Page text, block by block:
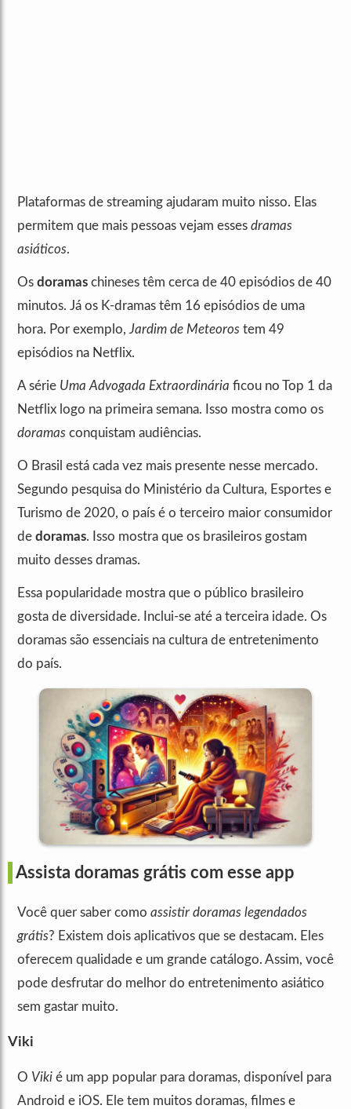
Plataformas de streaming ajudaram muito nisso. Elas
permitem que mais pessoas vejam esses dramas
asiáticos.
Os doramas chineses têm cerca de 40 episódios de 40
minutos. Já os K-dramas têm 16 episódios de uma
hora. Por exemplo, Jardim de Meteoros tem 49
episódios na Netflix.
A série Uma Advogada Extraordinária ficou no Top 1 da
Netflix logo na primeira semana. Isso mostra como os
doramas conquistam audiências.
O Brasil está cada vez mais presente nesse mercado.
Segundo pesquisa do Ministério da Cultura, Esportes e
Turismo de 2020, o país é o terceiro maior consumidor
de doramas. Isso mostra que os brasileiros gostam
muito desses dramas.
Essa popularidade mostra que o público brasileiro
gosta de diversidade. Inclui-se até a terceira idade. Os
doramas são essenciais na cultura de entretenimento
do país.
Assista doramas grátis com esse app
Você quer saber como assistir doramas legendados
grátis? Existem dois aplicativos que se destacam. Eles
oferecem qualidade e um grande catálogo. Assim, você
pode desfrutar do melhor do entretenimento asiático
sem gastar muito.
Viki
O Viki é um app popular para doramas, disponível para
Android e iOS. Ele tem muitos doramas, filmes e